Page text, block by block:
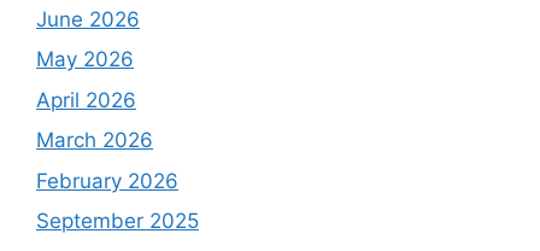
June 2026
May 2026
April 2026
March 2026
February 2026
September 2025